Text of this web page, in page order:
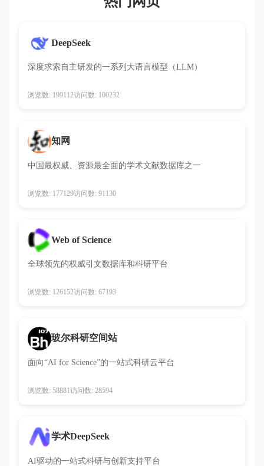
DeepSeek
深度求索自主研发的一系列大语言模型（LLM）
浏览数: 199112访问数: 100232
知网
中国最权威、资源最全面的学术文献数据库之一
浏览数: 177129访问数: 91130
Web of Science
全球领先的权威引文数据库和科研平台
浏览数: 126152访问数: 67193
玻尔科研空间站
面向“AI for Science”的一站式科研云平台
浏览数: 58881访问数: 28594
学术DeepSeek
AI驱动的一站式科研与创新支持平台